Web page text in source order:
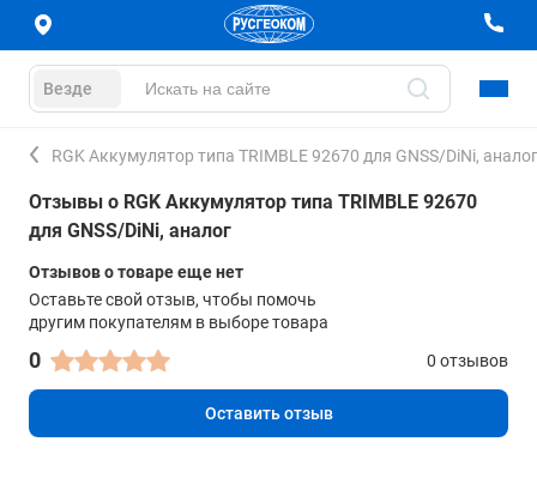
Везде
RGK Аккумулятор типа TRIMBLE 92670 для GNSS/DiNi, аналог
Отзывы о RGK Аккумулятор типа TRIMBLE 92670
для GNSS/DiNi, аналог
Отзывов о товаре еще нет
Оставьте свой отзыв, чтобы помочь
другим покупателям в выборе товара
0 0 отзывов
Оставить отзыв